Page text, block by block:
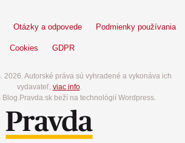
Otázky a odpovede Podmienky používania
Cookies GDPR
2026. Autorské práva sú vyhradené a vykonáva ich
vydavateľ, viac info.
Blog.Pravda.sk beží na technológií Wordpress.